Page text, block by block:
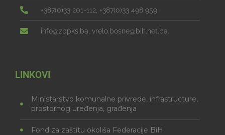
+387(0)33 201-112, +387(0)33 498 959
info@zppks.ba, vrelo.bosne@bih.net.ba.
LINKOVI
Ministarstvo komunalne privrede, infrastructure,
prostornog uređenja, građenja
Fond za zaštitu okoliša Federacije BiH